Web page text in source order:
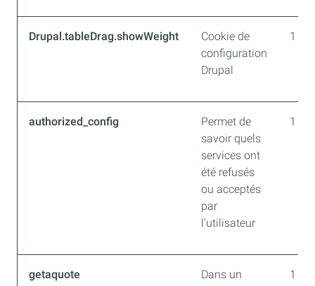
Drupal.tableDrag.showWeight
Cookie de
configuration
Drupal
1 an
authorized_config
Permet de
savoir quels
services ont
été refusés
ou acceptés
par
l'utilisateur
1 an
getaquote
Dans un
1 an